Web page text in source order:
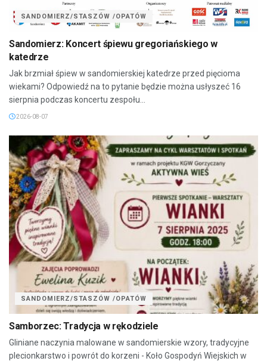
SANDOMIERZ/STASZÓW /OPATÓW
Sandomierz: Koncert śpiewu gregoriańskiego w
katedrze
Jak brzmiał śpiew w sandomierskiej katedrze przed pięcioma
wiekami? Odpowiedź na to pytanie będzie można usłyszeć 16
sierpnia podczas koncertu zespołu...
2026-08-07
SANDOMIERZ/STASZÓW /OPATÓW
Samborzec: Tradycja w rękodziele
Gliniane naczynia malowane w sandomierskie wzory, tradycyjne
plecionkarstwo i powrót do korzeni - Koło Gospodyń Wiejskich w